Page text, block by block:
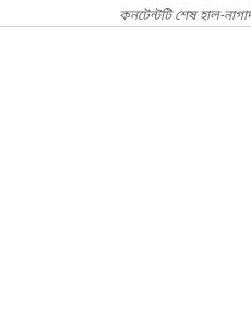
কনটেন্টটি শেষ হাল-